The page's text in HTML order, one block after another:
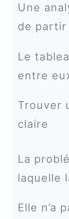
Une
de
Le
entre
Trouver
claire
La
laquelle
Elle n’a